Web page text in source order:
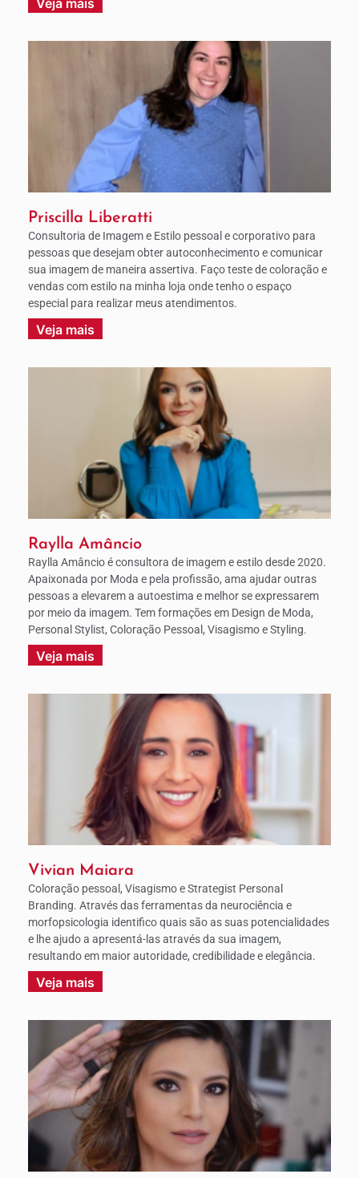
Veja mais
Priscilla Liberatti
Consultoria de Imagem e Estilo pessoal e corporativo para
pessoas que desejam obter autoconhecimento e comunicar
sua imagem de maneira assertiva. Faço teste de coloração e
vendas com estilo na minha loja onde tenho o espaço
especial para realizar meus atendimentos.
Veja mais
Raylla Amâncio
Raylla Amâncio é consultora de imagem e estilo desde 2020.
Apaixonada por Moda e pela profissão, ama ajudar outras
pessoas a elevarem a autoestima e melhor se expressarem
por meio da imagem. Tem formações em Design de Moda,
Personal Stylist, Coloração Pessoal, Visagismo e Styling.
Veja mais
Vivian Maiara
Coloração pessoal, Visagismo e Strategist Personal
Branding. Através das ferramentas da neurociência e
morfopsicologia identifico quais são as suas potencialidades
e lhe ajudo a apresentá-las através da sua imagem,
resultando em maior autoridade, credibilidade e elegância.
Veja mais